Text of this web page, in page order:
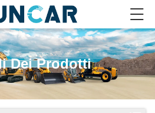
Dei Prodotti